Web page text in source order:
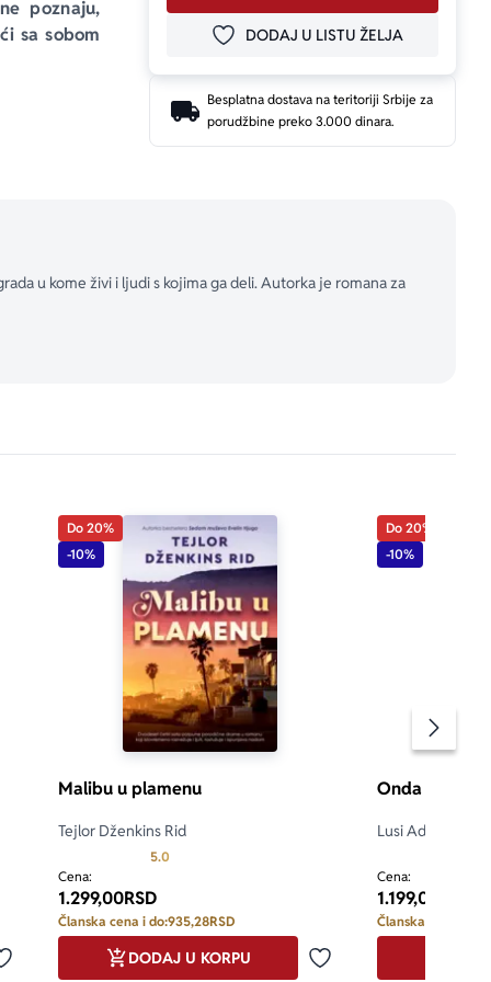
poznaju,
sa sobom
potajno
kojima su i
se prvi put
DODAJ U OMILJENE
DODAJ U LISTU ŽELJA
Besplatna dostava na teritoriji Srbije za
porudžbine preko 3.000 dinara.
u kome živi i ljudi s kojima ga deli. Autorka je romana za
Dodaj u omiljene
Do 20%
-10%
Malibu u plamenu
Tejlor Dženkins Rid
5.0
Cena:
1.299,00RSD
Članska cena i do:935,28RSD
Dodaj u omiljene
DODAJ U KORPU
Do 20%
-10%
Onda mora
Lusi Adams
Cena:
1.199,00
Članska cena i do: